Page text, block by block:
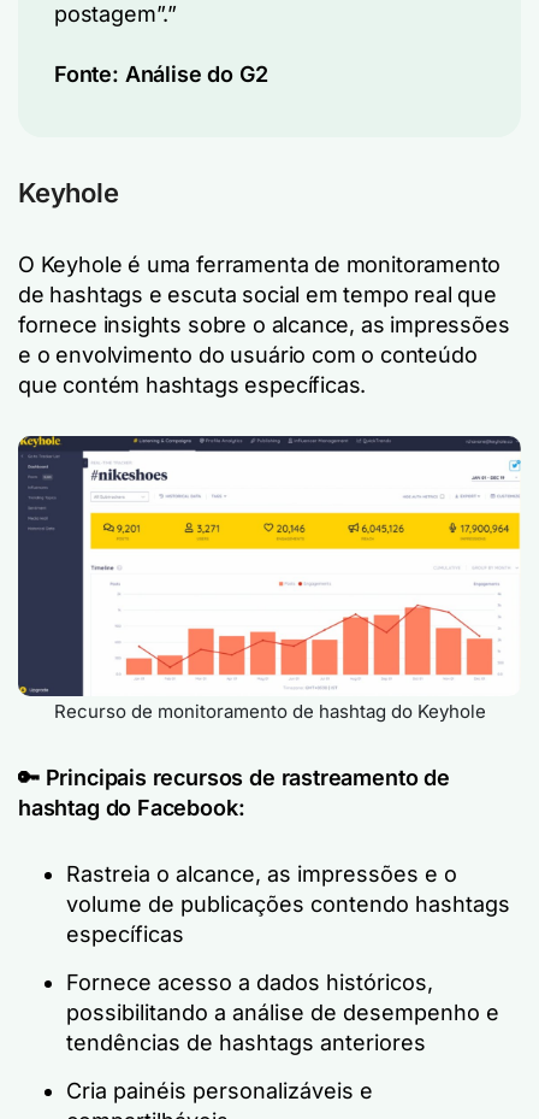
postagem”.”
Fonte: Análise do G2
Keyhole
O Keyhole é uma ferramenta de monitoramento
de hashtags e escuta social em tempo real que
fornece insights sobre o alcance, as impressões
e o envolvimento do usuário com o conteúdo
que contém hashtags específicas.
Recurso de monitoramento de hashtag do Keyhole
🔑 Principais recursos de rastreamento de
hashtag do Facebook:
Rastreia o alcance, as impressões e o
volume de publicações contendo hashtags
específicas
Fornece acesso a dados históricos,
possibilitando a análise de desempenho e
tendências de hashtags anteriores
Cria painéis personalizáveis e